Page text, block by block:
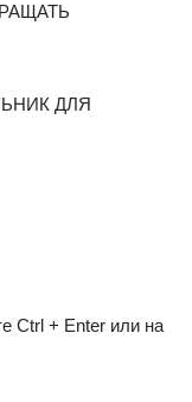
ДЛЯ
Ctrl + Enter или на